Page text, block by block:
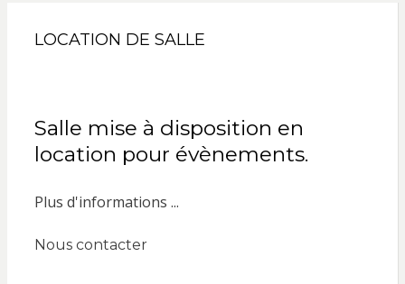
LOCATION DE SALLE
Salle mise à disposition en
location pour évènements.
Plus d'informations ...
Nous contacter